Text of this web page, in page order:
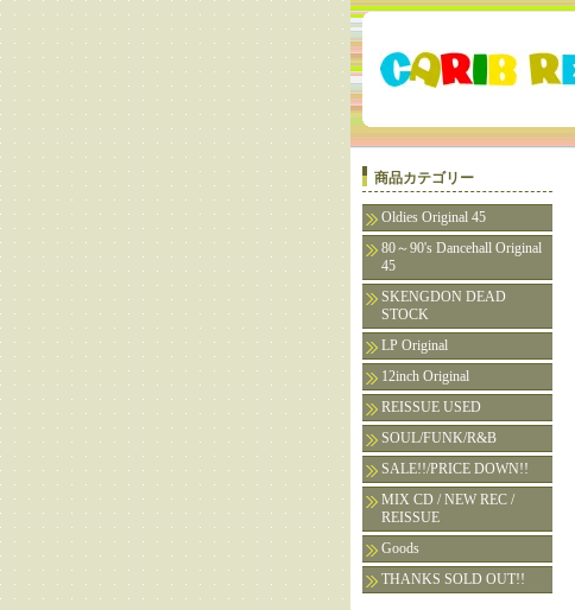
商品カテゴリー
Oldies Original 45
80～90's Dancehall Original
45
SKENGDON DEAD
STOCK
LP Original
12inch Original
REISSUE USED
SOUL/FUNK/R&B
SALE!!/PRICE DOWN!!
MIX CD / NEW REC /
REISSUE
Goods
THANKS SOLD OUT!!